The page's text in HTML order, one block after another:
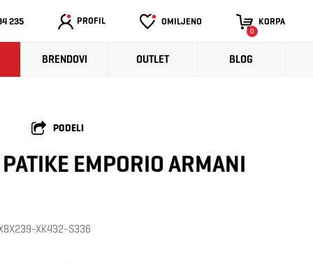
235 PROFIL OMILJENO KORPA
0
BRENDOVI OUTLET BLOG
PODELI
EMPORIO ARMANI
XK432-S336